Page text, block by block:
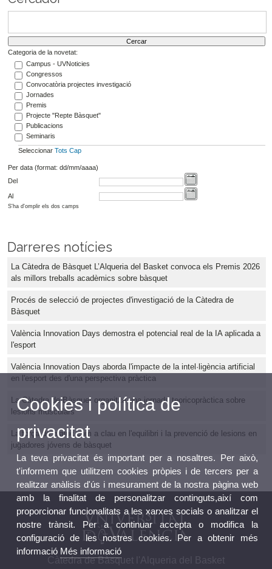
Categoria de la novetat:
Campus - UVNoticies
Congressos
Convocatòria projectes investigació
Jornades
Premis
Projecte "Repte Bàsquet"
Publicacions
Seminaris
Seleccionar Tots Cap
Per data (format: dd/mm/aaaa)
Del
Al
S'ha d'omplir els dos camps
Darreres notícies
La Càtedra de Bàsquet L’Alqueria del Basket convoca els Premis 2026
als millors treballs acadèmics sobre bàsquet
Procés de selecció de projectes d'investigació de la Càtedra de
Bàsquet
València Innovation Days demostra el potencial real de la IA aplicada a
l'esport
València Innovation Days aborda l'impacte de la intel·ligència artificial
en l'esport des d'una perspectiva pràctica
La Càtedra de Bàsquet organitza una jornada teoricopràctica sobre
lesions musculars
La força de maluc com a clau en l'equilibri i la prevenció de lesions en
jugadores jóvens de bàsquet
Càtedra de Bàsquet l'Alqueria del Basket
Cookies i política de
privacitat
La teva privacitat és important per a nosaltres. Per això,
t'informem que utilitzem cookies pròpies i de tercers per a
realitzar anàlisis d'ús i mesurament de la nostra pàgina web
amb la finalitat de personalitzar continguts,així com
proporcionar funcionalitats a les xarxes socials o analitzar el
nostre trànsit. Per a continuar accepta o modifica la
configuració de les nostres cookies. Per a obtenir més
informació Més informació